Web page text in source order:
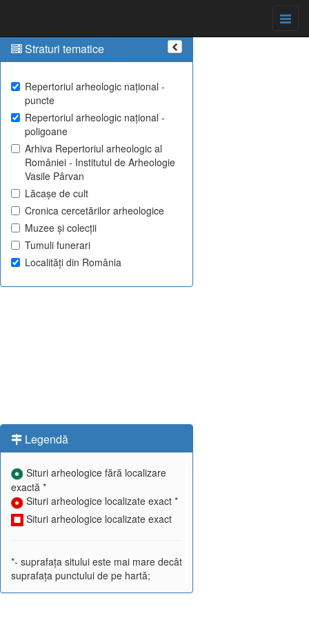
Straturi tematice
Repertoriul arheologic național -
puncte
Repertoriul arheologic național -
poligoane
Arhiva Repertoriul arheologic al
României - Institutul de Arheologie
Vasile Pârvan
Lăcașe de cult
Cronica cercetărilor arheologice
Muzee și colecții
Tumuli funerari
Localități din România
Legendă
Situri arheologice fără localizare
exactă *
Situri arheologice localizate exact *
Situri arheologice localizate exact
*- suprafața sitului este mai mare decât
suprafața punctului de pe hartă;